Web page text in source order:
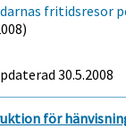
fritidsresor
30.5.2008
för